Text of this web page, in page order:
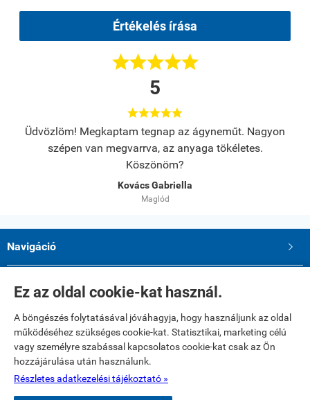
Ez az oldal cookie-kat használ.
A böngészés folytatásával jóváhagyja, hogy használjunk az oldal
működéséhez szükséges cookie-kat. Statisztikai, marketing célú
vagy személyre szabással kapcsolatos cookie-kat csak az Ön
hozzájárulása után használunk.
Részletes adatkezelési tájékoztató »
Értékelés írása

5

Üdvözlöm! Megkaptam tegnap az ágyneműt. Nagyon
szépen van megvarrva, az anyaga tökéletes.
Köszönöm?
Kovács Gabriella
Maglód
Navigáció 
Saját fiók
Elérhetőségek
Paku Andrea ev.
2234 Maglód, Dózsa György utca 39
Telefon: 06 20 321 23 77
E-mail: textilshop1@gmail.com